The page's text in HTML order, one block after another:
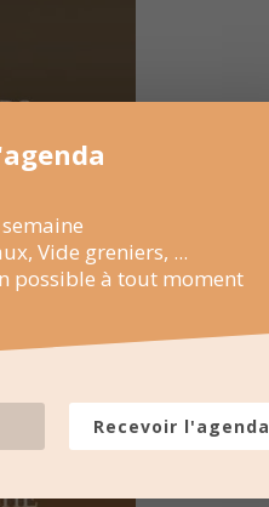
Vide greniers, ...
possible à tout moment
Recevoir l'agenda